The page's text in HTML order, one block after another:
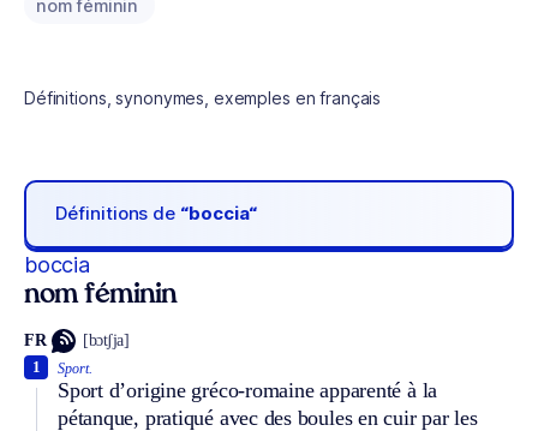
nom féminin
Définitions, synonymes, exemples en français
Définitions de “boccia“
boccia
nom féminin
FR [bɔtʃja]
Sport.
Sport d’origine gréco-romaine apparenté à la
pétanque, pratiqué avec des boules en cuir par les
1